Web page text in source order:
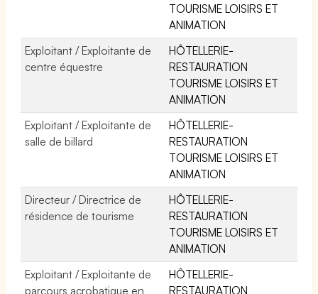
TOURISME LOISIRS ET
ANIMATION
Exploitant / Exploitante de
centre équestre
HÔTELLERIE-
RESTAURATION
TOURISME LOISIRS ET
ANIMATION
Exploitant / Exploitante de
salle de billard
HÔTELLERIE-
RESTAURATION
TOURISME LOISIRS ET
ANIMATION
Directeur / Directrice de
résidence de tourisme
HÔTELLERIE-
RESTAURATION
TOURISME LOISIRS ET
ANIMATION
Exploitant / Exploitante de
parcours acrobatique en
HÔTELLERIE-
RESTAURATION